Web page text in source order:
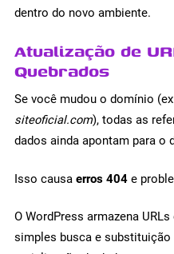
dentro do novo ambiente.
Atualização de
Quebrados
Se você mudou o domínio
siteoficial.com), todas as
dados ainda apontam para o
Isso causa erros 404 e
O WordPress armazena
simples busca e substituição